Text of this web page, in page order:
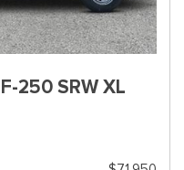
250 SRW XL